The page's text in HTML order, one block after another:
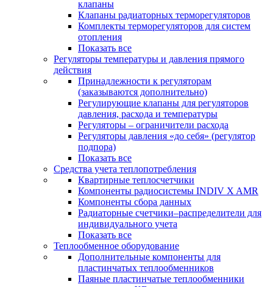
клапаны
Клапаны радиаторных терморегуляторов
Комплекты терморегуляторов для систем
отопления
Показать все
Регуляторы температуры и давления прямого
действия
Принадлежности к регуляторам
(заказываются дополнительно)
Регулирующие клапаны для регуляторов
давления, расхода и температуры
Регуляторы – ограничители расхода
Регуляторы давления «до себя» (регулятор
подпора)
Показать все
Средства учета теплопотребления
Квартирные теплосчетчики
Компоненты радиосистемы INDIV X AMR
Компоненты сбора данных
Радиаторные счетчики–распределители для
индивидуального учета
Показать все
Теплообменное оборудование
Дополнительные компоненты для
пластинчатых теплообменников
Паяные пластинчатые теплообменники